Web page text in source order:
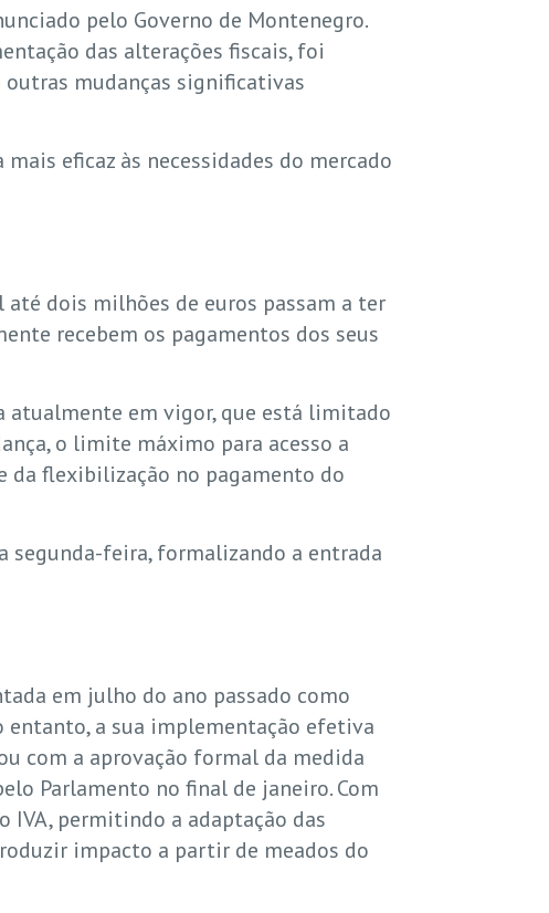
pelo Governo de Montenegro.
das alterações fiscais, foi
mudanças significativas
eficaz às necessidades do mercado
dois milhões de euros passam a ter
recebem os pagamentos dos seus
atualmente em vigor, que está limitado
o limite máximo para acesso a
da flexibilização no pagamento do
segunda-feira, formalizando a entrada
em julho do ano passado como
a sua implementação efetiva
com a aprovação formal da medida
Parlamento no final de janeiro. Com
permitindo a adaptação das
impacto a partir de meados do